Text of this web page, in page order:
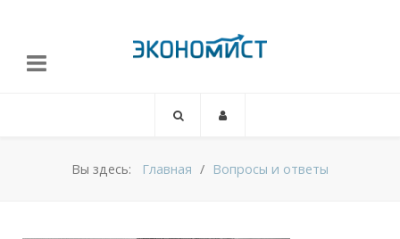
Вы здесь: Главная Вопросы и ответы